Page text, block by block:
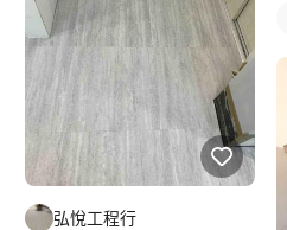
弘悅工程行